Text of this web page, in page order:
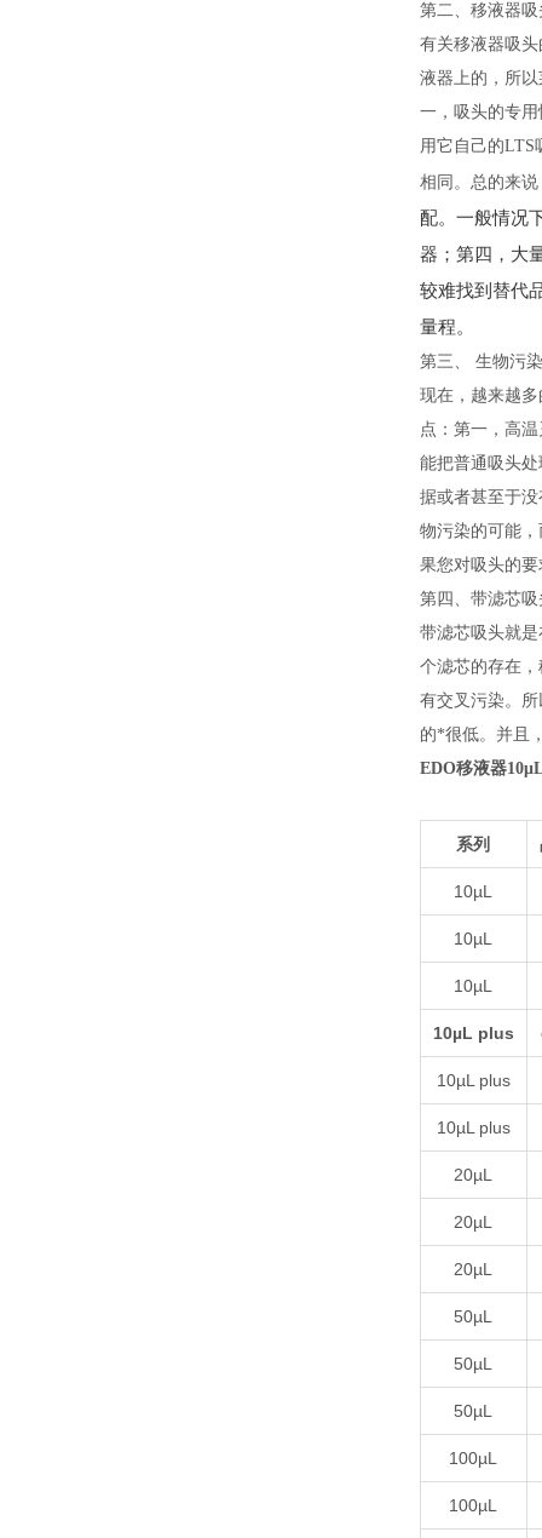
第二、移液器
有关移液器吸
液器上的，所
一，吸头的专
用它自己的LTS
相同。总的来
配。一般情况
器；第四，大
较难找到替代
量程。
第三、 生物污
现在，越来越
点：第一，高
能把普通吸头
据或者甚至于
物污染的可能
果您对吸头的
第四、带滤芯吸
带滤芯吸头就
个滤芯的存在
有交叉污染。
的*很低。并且
EDO移液器
系列
10µL
10µL
10µL
10µL plus
10µL plus
10µL plus
20µL
20µL
20µL
50µL
50µL
50µL
100µL
100µL